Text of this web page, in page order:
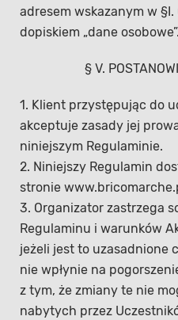
adresem wskazanym w
dopiskiem „dane osobowe”.
§ V.
1. Klient przystępując do
akceptuje zasady jej
niniejszym Regulaminie.
2. Niniejszy Regulamin
stronie
3. Organizator zastrzega
Regulaminu i warunków
jeżeli jest to uzasadnione
nie wpłynie na
z tym, że zmiany te nie
nabytych przez